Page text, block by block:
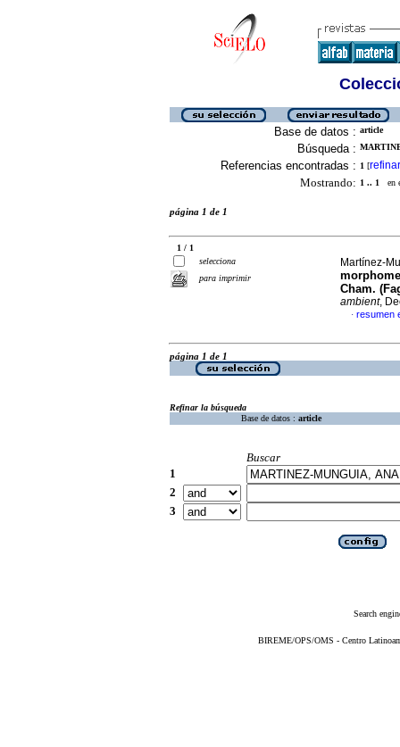
Base de datos : article
Búsqueda :
Referencias encontradas : 1 [refinar
Mostrando: 1 .. 1 en
página 1 de 1
1 / 1
selecciona
para imprimir
Martínez-
Cham.
ambient,
· resumen
página 1 de 1
Refinar la búsqueda
Base de datos : article
Buscar
1
2
3
Search
BIREME/OPS/OMS - Centro